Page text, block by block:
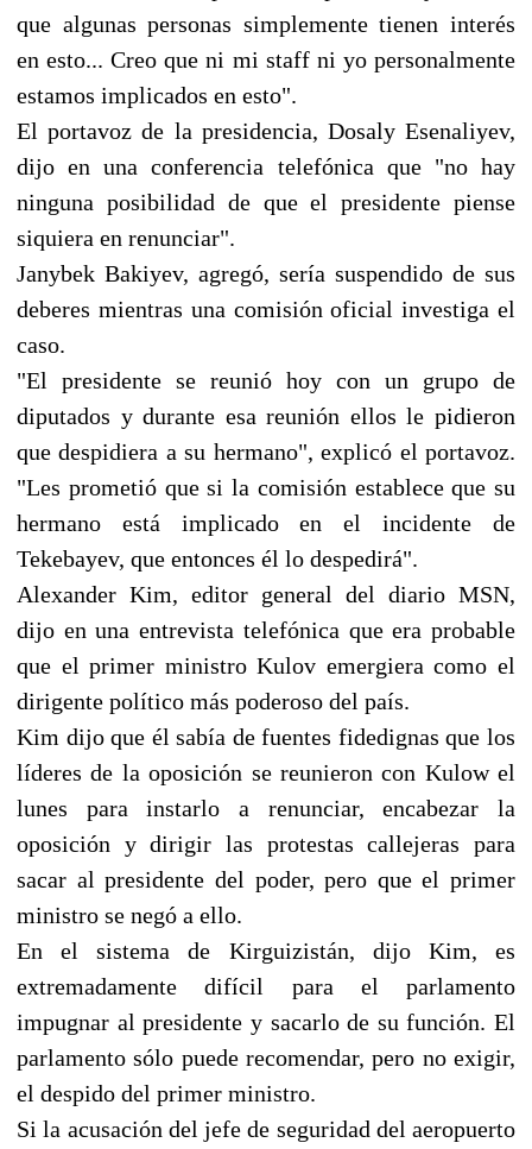
que algunas personas simplemente tienen interés
en esto... Creo que ni mi staff ni yo personalmente
estamos implicados en esto".
El portavoz de la presidencia, Dosaly Esenaliyev,
dijo en una conferencia telefónica que "no hay
ninguna posibilidad de que el presidente piense
siquiera en renunciar".
Janybek Bakiyev, agregó, sería suspendido de sus
deberes mientras una comisión oficial investiga el
caso.
"El presidente se reunió hoy con un grupo de
diputados y durante esa reunión ellos le pidieron
que despidiera a su hermano", explicó el portavoz.
"Les prometió que si la comisión establece que su
hermano está implicado en el incidente de
Tekebayev, que entonces él lo despedirá".
Alexander Kim, editor general del diario MSN,
dijo en una entrevista telefónica que era probable
que el primer ministro Kulov emergiera como el
dirigente político más poderoso del país.
Kim dijo que él sabía de fuentes fidedignas que los
líderes de la oposición se reunieron con Kulow el
lunes para instarlo a renunciar, encabezar la
oposición y dirigir las protestas callejeras para
sacar al presidente del poder, pero que el primer
ministro se negó a ello.
En el sistema de Kirguizistán, dijo Kim, es
extremadamente difícil para el parlamento
impugnar al presidente y sacarlo de su función. El
parlamento sólo puede recomendar, pero no exigir,
el despido del primer ministro.
Si la acusación del jefe de seguridad del aeropuerto